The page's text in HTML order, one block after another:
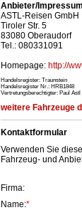
Anbieter/
ASTL-Reisen GmbH
Tiroler Str. 5
83080 Oberaudorf
Tel.: 080331091
Homepage: http://
Handelsregister: Traunstein
Handelsregister Nr.: HRB1848
Vertretungsberechtigter: Paul Astl
weitere Fahrzeuge
Kontaktformular
Verwenden Sie
Fahrzeug- und
Firma:
Name:*